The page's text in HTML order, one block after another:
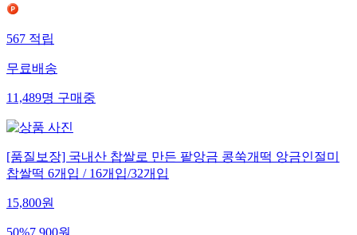
567 적립
무료배송
11,489명 구매중
[품질보장] 국내산 찹쌀로 만든 팥앙금 콩쑥개떡 앙금인절미
찹쌀떡 6개입 / 16개입/32개입
15,800원
50%7,900원